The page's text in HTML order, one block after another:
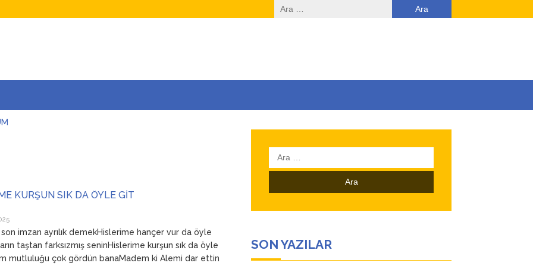
Arama:
KURŞUN SIK DA ÖYLE GİT
imzan ayrılık demekHislerime hançer vur da öyle
taştan farksızmış seninHislerime kurşun sık da öyle
mutluluğu çok gördün banaMadem ki Alemi dar ettin
Arama:
SON YAZILAR